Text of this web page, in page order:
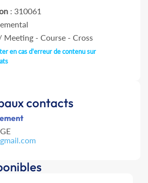
: 310061
Meeting - Course - Cross
en cas d'erreur de contenu sur
contacts